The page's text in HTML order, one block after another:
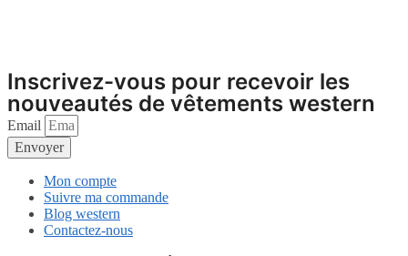
sur
la
page
Inscrivez-vous pour recevoir les
nouveautés de vêtements western
Email
Envoyer
Mon compte
Suivre ma commande
Blog western
Contactez-nous